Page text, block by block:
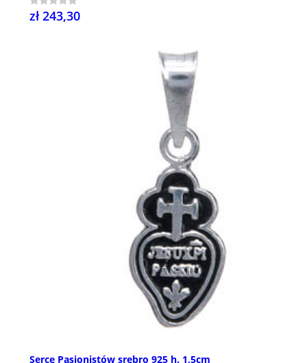
zł 243,30
Serce Pasjonistów srebro 925 h. 1,5cm